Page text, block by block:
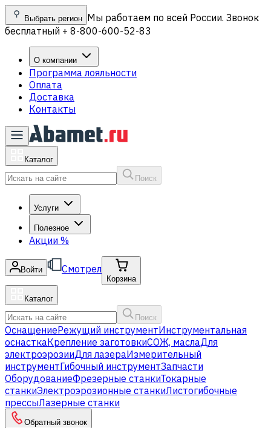
Выбрать регион Мы работаем по всей России. Звонок
бесплатный + 8-800-600-52-83
О компании
Программа лояльности
Оплата
Доставка
Контакты
Каталог
Поиск
Услуги
Полезное
Акции %
Войти Смотрел
Корзина
Каталог
Поиск
ОснащениеРежущий инструментИнструментальная
оснасткаКрепление заготовкиСОЖ, маслаДля
электроэрозииДля лазераИзмерительный
инструментГибочный инструментЗапчасти
ОборудованиеФрезерные станкиТокарные
станкиЭлектроэрозионные станкиЛистогибочные
прессыЛазерные станки
Обратный звонок